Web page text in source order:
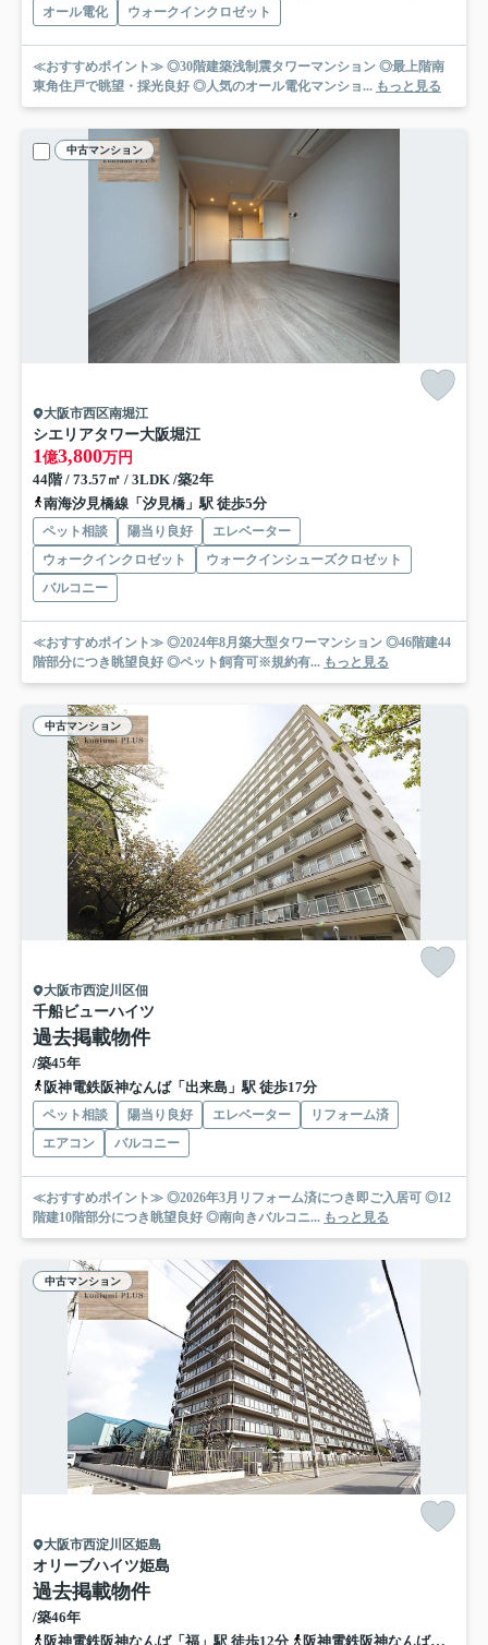
オール電化
ウォークインクロゼット
≪おすすめポイント≫ ◎30階建築浅制震タワーマンション ◎最上階南
東角住戸で眺望・採光良好 ◎人気のオール電化マンショ... もっと見る
中古マンション
大阪市西区南堀江
シエリアタワー大阪堀江
1億3,800万円
44階 / 73.57㎡ / 3LDK /築2年
南海汐見橋線「汐見橋」駅 徒歩5分
ペット相談 陽当り良好
エレベーター
ウォークインクロゼット
ウォークインシューズクロゼット
バルコニー
≪おすすめポイント≫ ◎2024年8月築大型タワーマンション ◎46階建44
階部分につき眺望良好 ◎ペット飼育可※規約有... もっと見る
中古マンション
大阪市西淀川区佃
千船ビューハイツ
過去掲載物件
/築45年
阪神電鉄阪神なんば「出来島」駅 徒歩17分
ペット相談 陽当り良好 エレベーター
リフォーム済
エアコン
バルコニー
≪おすすめポイント≫ ◎2026年3月リフォーム済につき即ご入居可 ◎12
階建10階部分につき眺望良好 ◎南向きバルコニ... もっと見る
中古マンション
大阪市西淀川区姫島
オリーブハイツ姫島
過去掲載物件
/築46年
阪神電鉄阪神なんば「福」駅 徒歩12分
阪神電鉄阪神なんば「伝法」駅 徒歩22分